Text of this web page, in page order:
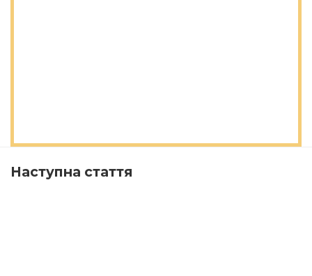
Наступна стаття